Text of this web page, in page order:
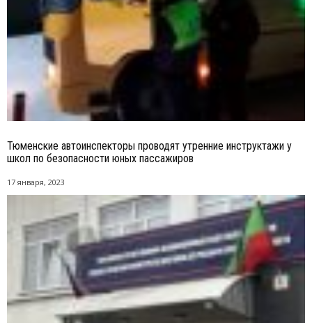
Тюменские автоинспекторы проводят утренние инструктажи у
школ по безопасности юных пассажиров
17 января, 2023